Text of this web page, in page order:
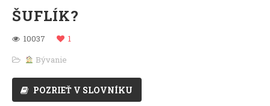
ŠUFLÍK?
10037
1
Bývanie
POZRIEŤ V SLOVNÍKU